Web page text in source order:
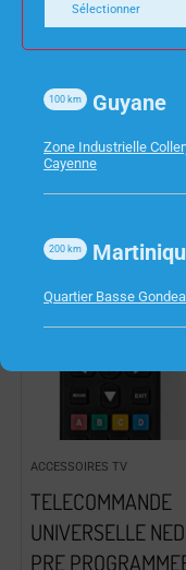
TV 32″/81CM
32WA3B63DG/2
ANDROID
ACCESSOIRES TV
TELECOMMANDE
UNIVERSELLE
PRE
Sélectionner
Guyane
100 km
Zone Industrielle
Cayenne
200 km
Quartier Basse